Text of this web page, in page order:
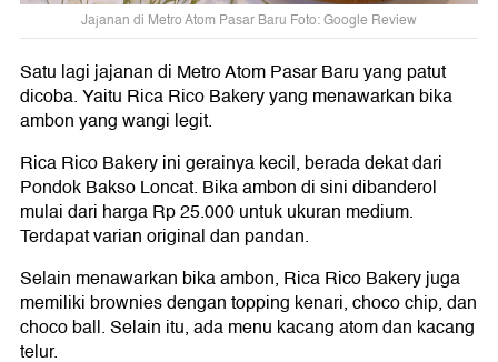
Jajanan di Metro Atom Pasar Baru Foto: Google Review
Satu lagi jajanan di Metro Atom Pasar Baru yang patut
dicoba. Yaitu Rica Rico Bakery yang menawarkan bika
ambon yang wangi legit.
Rica Rico Bakery ini gerainya kecil, berada dekat dari
Pondok Bakso Loncat. Bika ambon di sini dibanderol
mulai dari harga Rp 25.000 untuk ukuran medium.
Terdapat varian original dan pandan.
Selain menawarkan bika ambon, Rica Rico Bakery juga
memiliki brownies dengan topping kenari, choco chip, dan
choco ball. Selain itu, ada menu kacang atom dan kacang
telur.